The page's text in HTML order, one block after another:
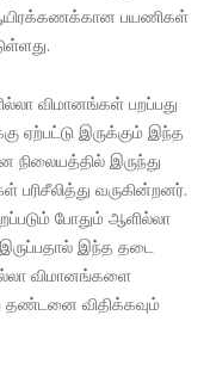
பயணிகள்
விமானங்கள் பறப்பது
ஏற்பட்டு இருக்கும் இந்த
நிலையத்தில் இருந்து
பரிசீலித்து வருகின்றனர்.
போதும் ஆளில்லா
இந்த தடை
விமானங்களை
தண்டனை விதிக்கவும்